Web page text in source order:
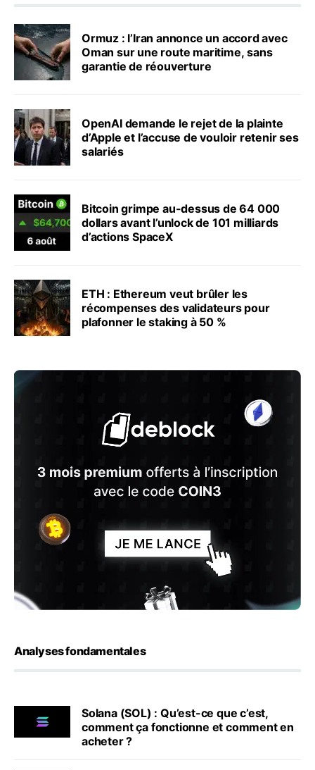
Ormuz : l’Iran annonce un accord avec
Oman sur une route maritime, sans
garantie de réouverture
OpenAI demande le rejet de la plainte
d’Apple et l’accuse de vouloir retenir ses
salariés
Bitcoin grimpe au-dessus de 64 000
dollars avant l’unlock de 101 milliards
d’actions SpaceX
ETH : Ethereum veut brûler les
récompenses des validateurs pour
plafonner le staking à 50 %
Analyses fondamentales
Solana (SOL) : Qu’est-ce que c’est,
comment ça fonctionne et comment en
acheter ?